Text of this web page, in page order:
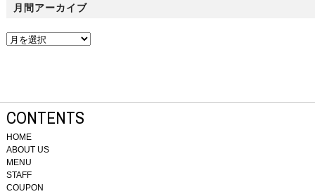
月間アーカイブ
CONTENTS
HOME
ABOUT US
MENU
STAFF
COUPON